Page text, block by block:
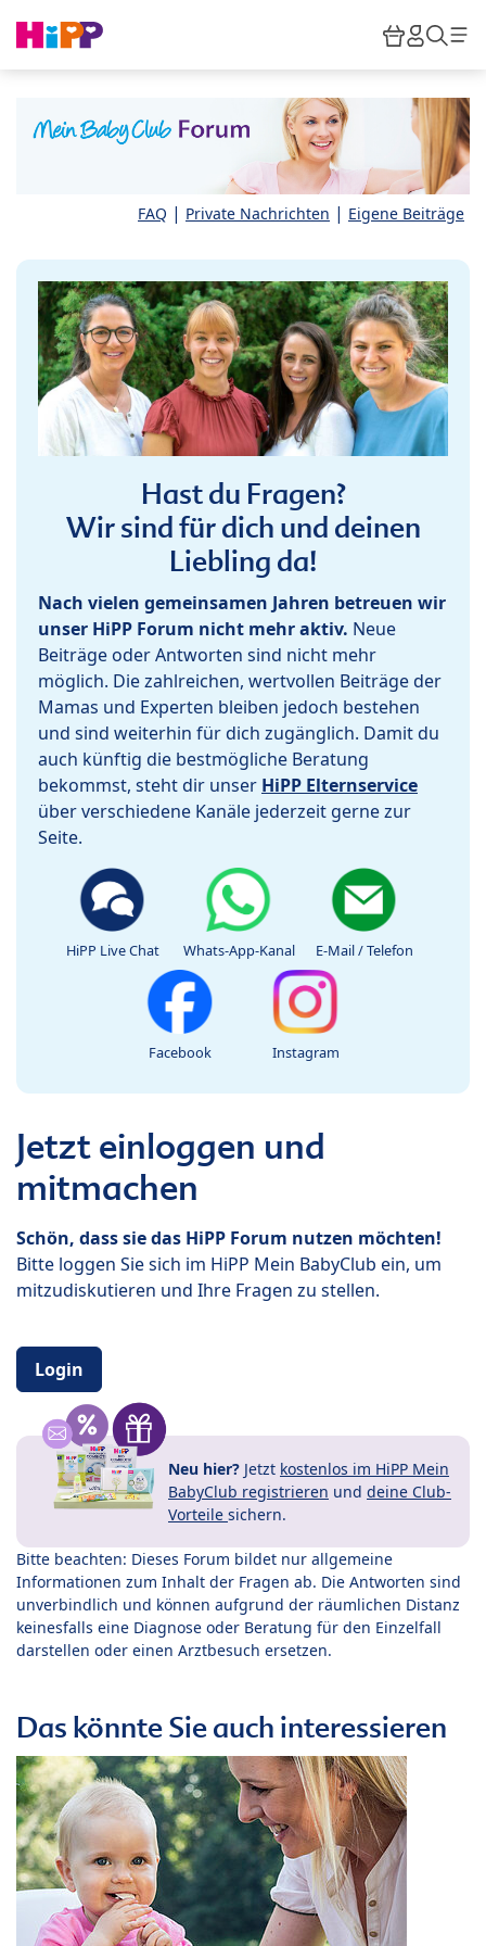
HiPP
FAQ | Private Nachrichten | Eigene Beiträge
Hast du Fragen?
Wir sind für dich und deinen
Liebling da!
Nach vielen gemeinsamen Jahren betreuen wir
unser HiPP Forum nicht mehr aktiv. Neue
Beiträge oder Antworten sind nicht mehr
möglich. Die zahlreichen, wertvollen Beiträge der
Mamas und Experten bleiben jedoch bestehen
und sind weiterhin für dich zugänglich. Damit du
auch künftig die bestmögliche Beratung
bekommst, steht dir unser HiPP Elternservice
über verschiedene Kanäle jederzeit gerne zur
Seite.
HiPP Live Chat Whats-App-Kanal E-Mail / Telefon
Facebook Instagram
Jetzt einloggen und
mitmachen
Schön, dass sie das HiPP Forum nutzen möchten!
Bitte loggen Sie sich im HiPP Mein BabyClub ein, um
mitzudiskutieren und Ihre Fragen zu stellen.
Login
Neu hier? Jetzt kostenlos im HiPP Mein
BabyClub registrieren und deine Club-
Vorteile sichern.
Bitte beachten: Dieses Forum bildet nur allgemeine
Informationen zum Inhalt der Fragen ab. Die Antworten sind
unverbindlich und können aufgrund der räumlichen Distanz
keinesfalls eine Diagnose oder Beratung für den Einzelfall
darstellen oder einen Arztbesuch ersetzen.
Das könnte Sie auch interessieren